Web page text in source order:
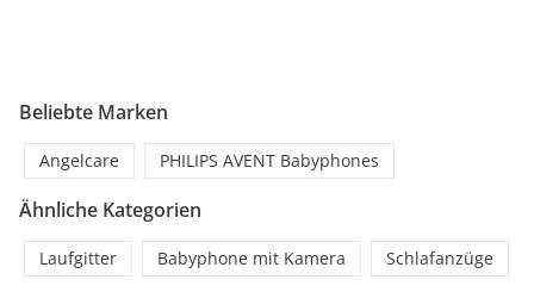
Beliebte Marken
Angelcare PHILIPS AVENT Babyphones
Ähnliche Kategorien
Laufgitter Babyphone mit Kamera Schlafanzüge